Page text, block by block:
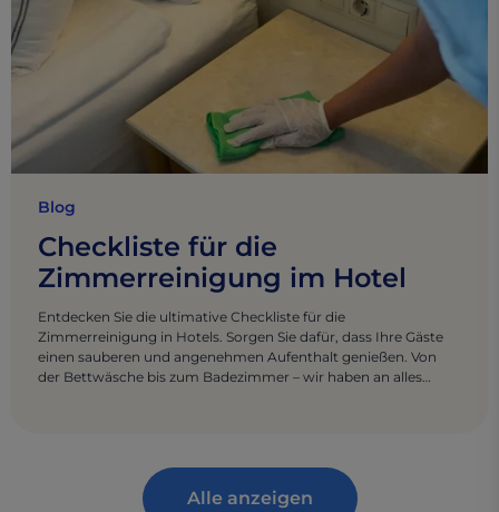
Blog
Checkliste für die
Zimmerreinigung im Hotel
Entdecken Sie die ultimative Checkliste für die
Zimmerreinigung in Hotels. Sorgen Sie dafür, dass Ihre Gäste
einen sauberen und angenehmen Aufenthalt genießen. Von
der Bettwäsche bis zum Badezimmer – wir haben an alles
Alle anzeigen